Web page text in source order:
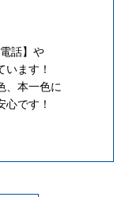
話】や
います！
、本一色に
です！